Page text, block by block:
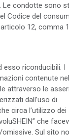
Le condotte sono
Codice del
12, comma
esso riconducibili. I
contenute
attraverso le
dall’uso di
circa l’utilizzo dei
che
omissive. Sul sito